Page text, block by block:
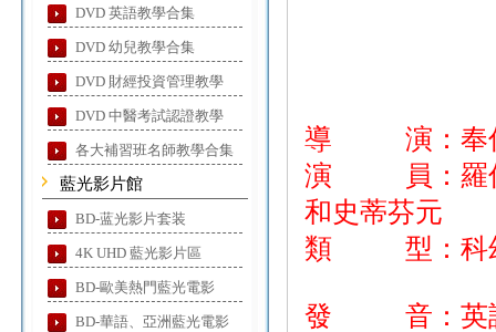
DVD 英語教學合集
DVD 幼兒教學合集
DVD 財經投資管理教學
DVD 中醫考試認證教學
各大補習班名師教學合集
藍光影片館
BD-蓝光影片套装
4K UHD 藍光影片區
BD-歐美熱門藍光電影
BD-華語、亞洲藍光電影
導 演：奉
演 員：羅伯
和史蒂芬元
類 型：科
發 音：英